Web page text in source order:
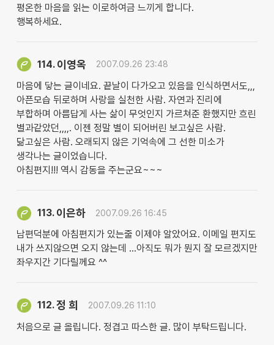
평온한 마음을 읽는 이로하여금 느끼게 합니다.
행복하세요.
114. 이영옥 2007.09.26 23:48
마음에 닿는 글이네요. 끝날이 다가오고 있음을 인식하면서도,,,
아픈모습 뒤로하며 사랑을 실천한 사람. 자연과 진리에
부합하며 아름답게 사는 삶이 무엇인지 가르쳐준 환했지만 흐린
별과같았던,,,,. 이젠 정말 별이 되어버린 보고싶은 사람.
닮고싶은 사람. 오래되지 않은 기억속에 그 선한 미소가
생각나는 글이었습니다.
아침편지!!! 역시 감동을 주는군요~~~
113. 이은하 2007.09.26 16:45
남편덕분에 아침편지가 있는줄 이제야 알았어요. 이메일 편지도
내가 쓰지않으면 오지 않는데 ...아직도 뭐가 뭔지 잘 모르겠지만
좌우지간 기다릴께요 ^^
112.정 희 2007.09.26 11:10
처음으로 글 올립니다. 정겹고 따스한 글. 많이 부탁드립니다.